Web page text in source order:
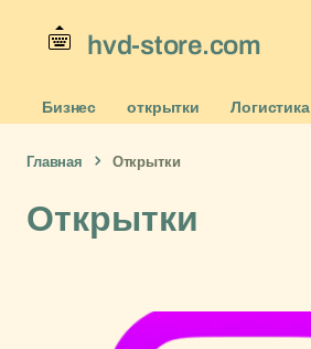
hvd-store.com
Бизнес открытки Логистика
Главная Открытки
Открытки